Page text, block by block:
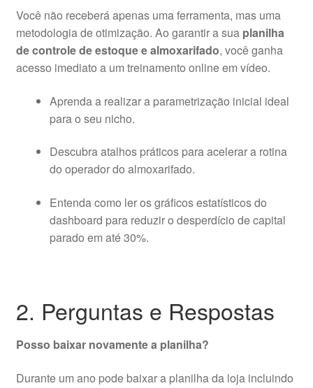
Você não receberá apenas uma ferramenta, mas uma
metodologia de otimização. Ao garantir a sua planilha
de controle de estoque e almoxarifado, você ganha
acesso imediato a um treinamento online em vídeo.
Aprenda a realizar a parametrização inicial ideal
para o seu nicho.
Descubra atalhos práticos para acelerar a rotina
do operador do almoxarifado.
Entenda como ler os gráficos estatísticos do
dashboard para reduzir o desperdício de capital
parado em até 30%.
2. Perguntas e Respostas
Posso baixar novamente a planilha?
Durante um ano pode baixar a planilha da loja incluindo